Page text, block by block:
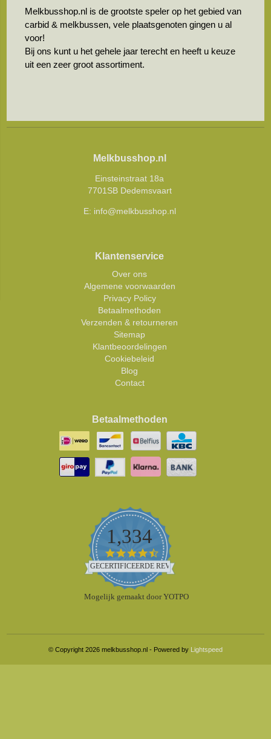
Melkbusshop.nl is de grootste speler op het gebied van
carbid & melkbussen, vele plaatsgenoten gingen u al
voor!
Bij ons kunt u het gehele jaar terecht en heeft u keuze
uit een zeer groot assortiment.
Melkbusshop.nl
Einsteinstraat 18a
7701SB Dedemsvaart
E: info@melkbusshop.nl
Klantenservice
Over ons
Algemene voorwaarden
Privacy Policy
Betaalmethoden
Verzenden & retourneren
Sitemap
Klantbeoordelingen
Cookiebeleid
Blog
Contact
Betaalmethoden
1,334
4.5
star
rating
GECERTIFICEERDE REVIEWS
Mogelijk gemaakt door YOTPO
© Copyright 2026 melkbusshop.nl - Powered by Lightspeed